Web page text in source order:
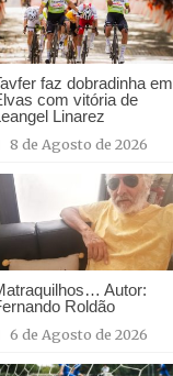
faz dobradinha em
com vitória de
Linarez
8 de Agosto de 2026
Autor:
Roldão
6 de Agosto de 2026